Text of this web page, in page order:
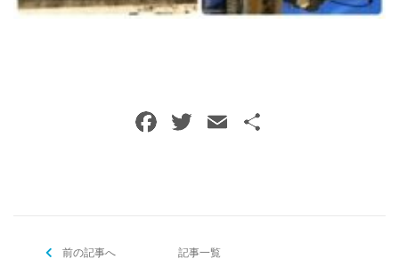
F T E
前の記事へ 記事一覧